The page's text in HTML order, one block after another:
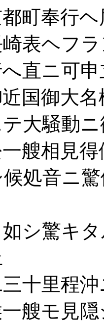
町奉行ヘ
表ヘフ
直ニ可申
国御大名
大騒動ニ
艘相見得
処音ニ
シ驚キ
十里程沖
艘モ見隠